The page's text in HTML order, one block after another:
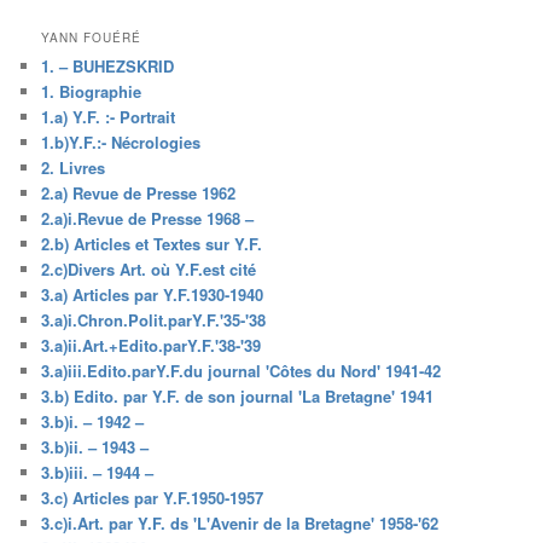
YANN FOUÉRÉ
1. – BUHEZSKRID
1. Biographie
1.a) Y.F. :- Portrait
1.b)Y.F.:- Nécrologies
2. Livres
2.a) Revue de Presse 1962
2.a)i.Revue de Presse 1968 –
2.b) Articles et Textes sur Y.F.
2.c)Divers Art. où Y.F.est cité
3.a) Articles par Y.F.1930-1940
3.a)i.Chron.Polit.parY.F.'35-'38
3.a)ii.Art.+Edito.parY.F.'38-'39
3.a)iii.Edito.parY.F.du journal 'Côtes du Nord' 1941-42
3.b) Edito. par Y.F. de son journal 'La Bretagne' 1941
3.b)i. – 1942 –
3.b)ii. – 1943 –
3.b)iii. – 1944 –
3.c) Articles par Y.F.1950-1957
3.c)i.Art. par Y.F. ds 'L'Avenir de la Bretagne' 1958-'62